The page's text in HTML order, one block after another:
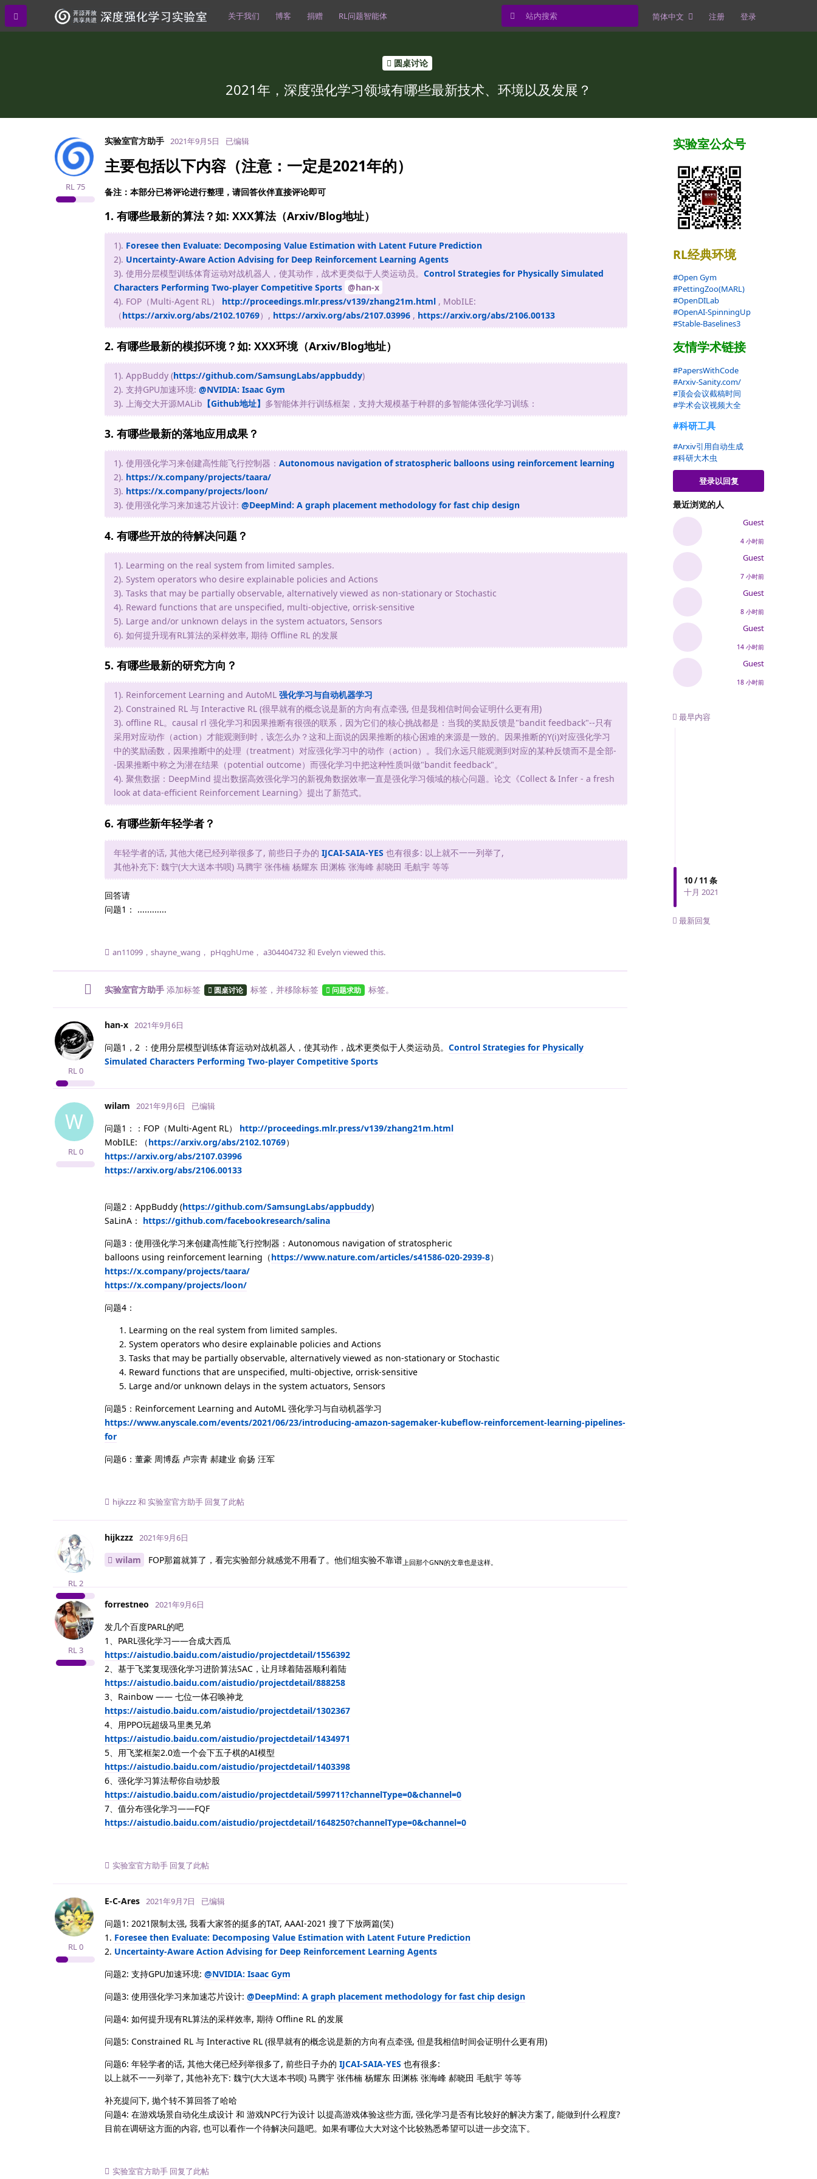
关于我们 博客 捐赠 RL问题智能体 简体中文 注册 登录
圆桌讨论
2021年，深度强化学习领域有哪些最新技术、环境以及发展？
实验室公众号
RL经典环境
#Open Gym
#PettingZoo(MARL)
#OpenDILab
#OpenAI-SpinningUp
#Stable-Baselines3
友情学术链接
#PapersWithCode
#Arxiv-Sanity.com/
#顶会会议截稿时间
#学术会议视频大全
#科研工具
#Arxiv引用自动生成
#科研大木虫
登录以回复
最近浏览的人
Guest
4 小时前
Guest
7 小时前
Guest
8 小时前
Guest
14 小时前
Guest
18 小时前
最早内容
10/11 条
十月 2021
最新回复
实验室官方助手
RL75
2021年9月5日 已编辑
主要包括以下内容（注意：一定是2021年的）
备注：本部分已将评论进行整理，请回答伙伴直接评论即可
1. 有哪些最新的算法？如: XXX算法（Arxiv/Blog地址）
1). Foresee then Evaluate: Decomposing Value Estimation with Latent Future Prediction
2). Uncertainty-Aware Action Advising for Deep Reinforcement Learning Agents
3). 使用分层模型训练体育运动对战机器人，使其动作，战术更类似于人类运动员。 Control Strategies for Physically Simulated
Characters Performing Two-player Competitive Sports @han-x
4). FOP（Multi-Agent RL） http://proceedings.mlr.press/v139/zhang21m.html , MobILE:
（https://arxiv.org/abs/2102.10769）, https://arxiv.org/abs/2107.03996 , https://arxiv.org/abs/2106.00133
2. 有哪些最新的模拟环境？如: XXX环境（Arxiv/Blog地址）
1). AppBuddy (https://github.com/SamsungLabs/appbuddy)
2). 支持GPU加速环境: @NVIDIA: Isaac Gym
3). 上海交大开源MALib 【Github地址】 多智能体并行训练框架，支持大规模基于种群的多智能体强化学习训练：
3. 有哪些最新的落地应用成果？
1). 使用强化学习来创建高性能飞行控制器： Autonomous navigation of stratospheric balloons using reinforcement learning
2). https://x.company/projects/taara/
3). https://x.company/projects/loon/
3). 使用强化学习来加速芯片设计: @DeepMind: A graph placement methodology for fast chip design
4. 有哪些开放的待解决问题？
1). Learming on the real system from limited samples.
2). System operators who desire explainable policies and Actions
3). Tasks that may be partially observable, alternatively viewed as non-stationary or Stochastic
4). Reward functions that are unspecified, multi-objective, orrisk-sensitive
5). Large and/or unknown delays in the system actuators, Sensors
6). 如何提升现有RL算法的采样效率, 期待 Offline RL 的发展
5. 有哪些最新的研究方向？
1). Reinforcement Learning and AutoML 强化学习与自动机器学习
2). Constrained RL 与 Interactive RL (很早就有的概念说是新的方向有点牵强, 但是我相信时间会证明什么更有用)
3). offline RL。causal rl 强化学习和因果推断有很强的联系，因为它们的核心挑战都是：当我的奖励反馈是"bandit feedback"--只有
采用对应动作（action）才能观测到时，该怎么办？这和上面说的因果推断的核心困难的来源是一致的。因果推断的Y(i)对应强化学习
中的奖励函数，因果推断中的处理（treatment）对应强化学习中的动作（action）。我们永远只能观测到对应的某种反馈而不是全部-
-因果推断中称之为潜在结果（potential outcome）而强化学习中把这种性质叫做"bandit feedback"。
4). 聚焦数据：DeepMind 提出数据高效强化学习的新视角数据效率一直是强化学习领域的核心问题。论文《Collect & Infer - a fresh
look at data-efficient Reinforcement Learning》提出了新范式。
6. 有哪些新年轻学者？
年轻学者的话, 其他大佬已经列举很多了, 前些日子办的 IJCAI-SAIA-YES 也有很多: 以上就不一一列举了,
其他补充下: 魏宁(大大送本书呗) 马腾宇 张伟楠 杨耀东 田渊栋 张海峰 郝晓田 毛航宇 等等
回答请
问题1： ............
an11099 ， shayne_wang ， pHqghUme ， a304404732和 Evelyn viewed this.
实验室官方助手 添加标签 圆桌讨论 标签，并移除标签 问题求助 标签。
han-x
RL0
2021年9月6日
问题1，2 ：使用分层模型训练体育运动对战机器人，使其动作，战术更类似于人类运动员。 Control Strategies for Physically
Simulated Characters Performing Two-player Competitive Sports
W
wilam
RL0
2021年9月6日 已编辑
问题1：：FOP（Multi-Agent RL） http://proceedings.mlr.press/v139/zhang21m.html
MobILE: （https://arxiv.org/abs/2102.10769）
https://arxiv.org/abs/2107.03996
https://arxiv.org/abs/2106.00133
问题2：AppBuddy (https://github.com/SamsungLabs/appbuddy)
SaLinA： https://github.com/facebookresearch/salina
问题3：使用强化学习来创建高性能飞行控制器：Autonomous navigation of stratospheric
balloons using reinforcement learning（https://www.nature.com/articles/s41586-020-2939-8）
https://x.company/projects/taara/
https://x.company/projects/loon/
问题4：
Learming on the real system from limited samples.
System operators who desire explainable policies and Actions
Tasks that may be partially observable, alternatively viewed as non-stationary or Stochastic
Reward functions that are unspecified, multi-objective, orrisk-sensitive
Large and/or unknown delays in the system actuators, Sensors
问题5：Reinforcement Learning and AutoML 强化学习与自动机器学习
https://www.anyscale.com/events/2021/06/23/introducing-amazon-sagemaker-kubeflow-reinforcement-learning-pipelines-
for
问题6：董豪 周博磊 卢宗青 郝建业 俞扬 汪军
hijkzzz和 实验室官方助手 回复了此帖
hijkzzz
RL2
2021年9月6日
wilam FOP那篇就算了，看完实验部分就感觉不用看了。他们组实验不靠谱 上回那个GNN的文章也是这样。
forrestneo
RL3
2021年9月6日
发几个百度PARL的吧
1、PARL强化学习——合成大西瓜
https://aistudio.baidu.com/aistudio/projectdetail/1556392
2、基于飞桨复现强化学习进阶算法SAC，让月球着陆器顺利着陆
https://aistudio.baidu.com/aistudio/projectdetail/888258
3、Rainbow —— 七位一体召唤神龙
https://aistudio.baidu.com/aistudio/projectdetail/1302367
4、用PPO玩超级马里奥兄弟
https://aistudio.baidu.com/aistudio/projectdetail/1434971
5、用飞桨框架2.0造一个会下五子棋的AI模型
https://aistudio.baidu.com/aistudio/projectdetail/1403398
6、强化学习算法帮你自动炒股
https://aistudio.baidu.com/aistudio/projectdetail/599711?channelType=0&channel=0
7、值分布强化学习——FQF
https://aistudio.baidu.com/aistudio/projectdetail/1648250?channelType=0&channel=0
实验室官方助手 回复了此帖
E-C-Ares
RL0
2021年9月7日 已编辑
问题1: 2021限制太强, 我看大家答的挺多的TAT, AAAI-2021 搜了下放两篇(笑)
1. Foresee then Evaluate: Decomposing Value Estimation with Latent Future Prediction
2. Uncertainty-Aware Action Advising for Deep Reinforcement Learning Agents
问题2: 支持GPU加速环境: @NVIDIA: Isaac Gym
问题3: 使用强化学习来加速芯片设计: @DeepMind: A graph placement methodology for fast chip design
问题4: 如何提升现有RL算法的采样效率, 期待 Offline RL 的发展
问题5: Constrained RL 与 Interactive RL (很早就有的概念说是新的方向有点牵强, 但是我相信时间会证明什么更有用)
问题6: 年轻学者的话, 其他大佬已经列举很多了, 前些日子办的 IJCAI-SAIA-YES 也有很多:
以上就不一一列举了, 其他补充下: 魏宁(大大送本书呗) 马腾宇 张伟楠 杨耀东 田渊栋 张海峰 郝晓田 毛航宇 等等
补充提问下, 抛个转不算回答了哈哈
问题4: 在游戏场景自动化生成设计 和 游戏NPC行为设计 以提高游戏体验这些方面, 强化学习是否有比较好的解决方案了, 能做到什么程度?
目前在调研这方面的内容, 也可以看作一个待解决问题吧。如果有哪位大大对这个比较熟悉希望可以进一步交流下。
实验室官方助手 回复了此帖